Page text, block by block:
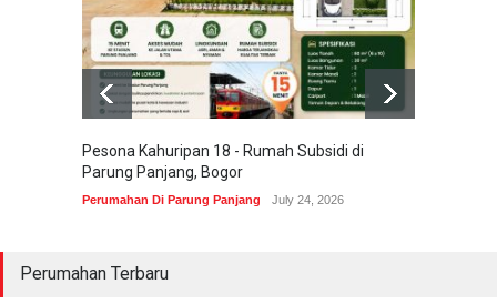
Pesona Kahuripan 18 - Rumah Subsidi di
Parung Panjang, Bogor
Perumahan Di Parung Panjang July 24, 2026
Perumahan Terbaru